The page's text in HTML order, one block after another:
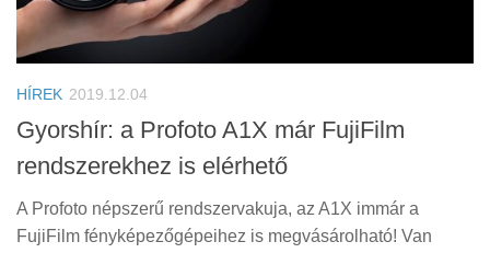
HÍREK 2019.12.04
Gyorshír: a Profoto A1X már FujiFilm
rendszerekhez is elérhető
A Profoto népszerű rendszervakuja, az A1X immár a
FujiFilm fényképezőgépeihez is megvásárolható! Van